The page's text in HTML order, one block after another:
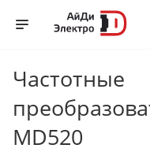
Частотные
MD520